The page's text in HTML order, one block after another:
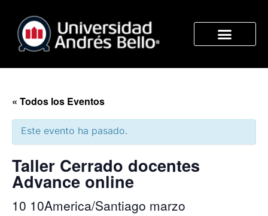
« Todos los Eventos
Este evento ha pasado.
Taller Cerrado docentes
Advance online
10 10America/Santiago marzo